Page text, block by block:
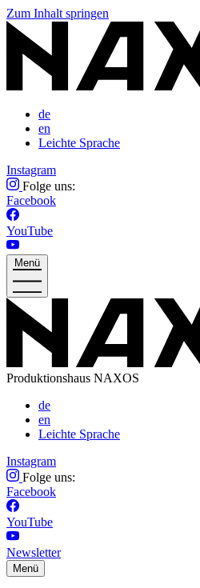
Zum Inhalt springen
de
en
Leichte Sprache
Instagram
Folge uns:
Facebook
YouTube
Menü
Produktionshaus NAXOS
de
en
Leichte Sprache
Instagram
Folge uns:
Facebook
YouTube
Newsletter
Menü